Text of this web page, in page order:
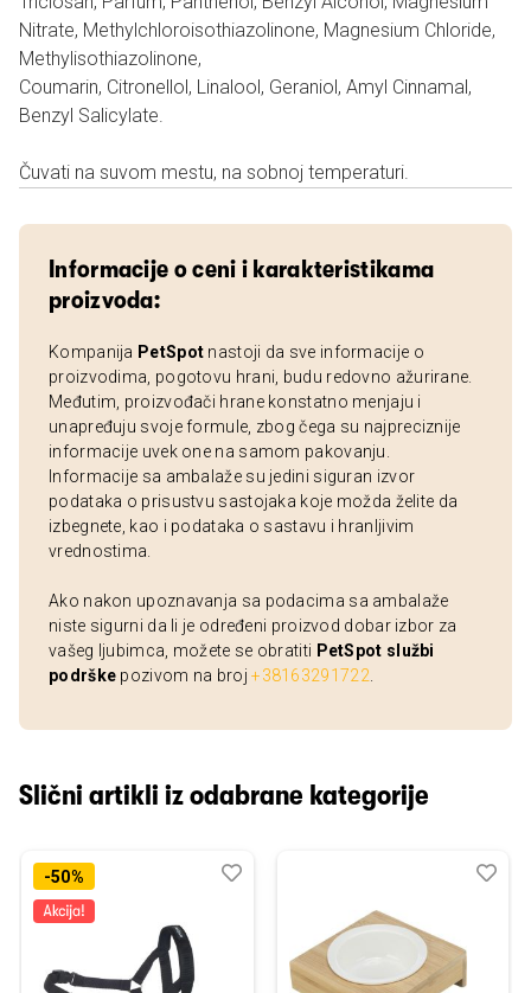
Nitrate, Methylchloroisothiazolinone, Magnesium Chloride,
Methylisothiazolinone,
Coumarin, Citronellol, Linalool, Geraniol, Amyl Cinnamal,
Benzyl Salicylate.
Čuvati na suvom mestu, na sobnoj temperaturi.
Informacije o ceni i karakteristikama
proizvoda:
Kompanija PetSpot nastoji da sve informacije o
proizvodima, pogotovu hrani, budu redovno ažurirane.
Međutim, proizvođači hrane konstatno menjaju i
unapređuju svoje formule, zbog čega su najpreciznije
informacije uvek one na samom pakovanju.
Informacije sa ambalaže su jedini siguran izvor
podataka o prisustvu sastojaka koje možda želite da
izbegnete, kao i podataka o sastavu i hranljivim
vrednostima.
Ako nakon upoznavanja sa podacima sa ambalaže
niste sigurni da li je određeni proizvod dobar izbor za
vašeg ljubimca, možete se obratiti PetSpot službi
podrške pozivom na broj+38163291722
Slični artikli iz odabrane kategorije
-50%
Dodaj
Uporedi